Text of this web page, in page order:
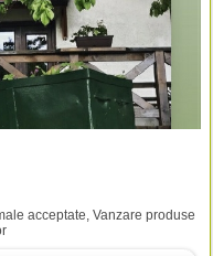
acceptate, Vanzare produse